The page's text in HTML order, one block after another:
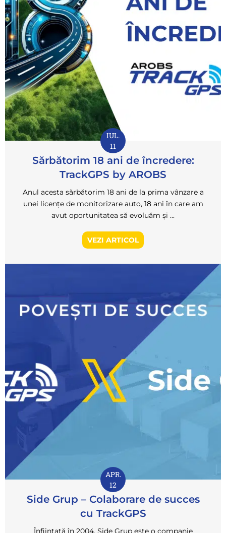
IUL.
11
Sărbătorim 18 ani de încredere:
TrackGPS by AROBS
Anul acesta sărbătorim 18 ani de la prima vânzare a
unei licențe de monitorizare auto, 18 ani în care am
avut oportunitatea să evoluăm și ...
VEZI ARTICOL
APR.
12
Side Grup – Colaborare de succes
cu TrackGPS
Înființată în 2004, Side Grup este o companie